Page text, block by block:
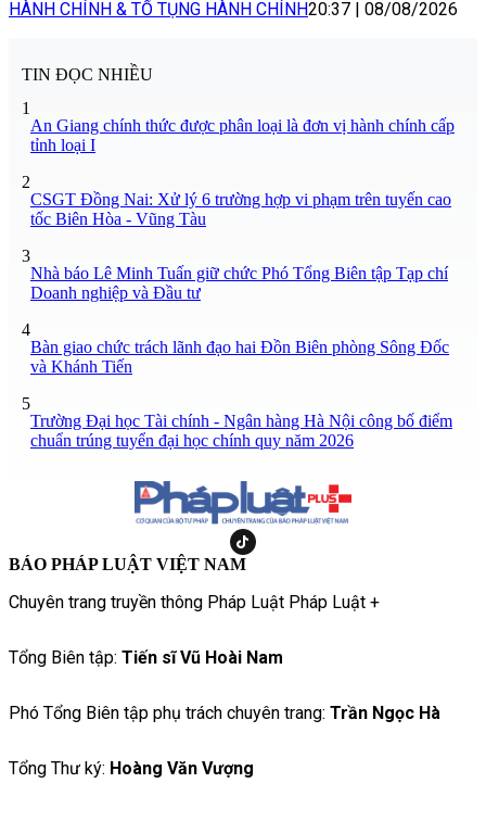
HÀNH CHÍNH & TỐ TỤNG HÀNH CHÍNH20:37 | 08/08/2026
TIN ĐỌC NHIỀU
1
An Giang chính thức được phân loại là đơn vị hành chính cấp
tỉnh loại I
2
CSGT Đồng Nai: Xử lý 6 trường hợp vi phạm trên tuyến cao
tốc Biên Hòa - Vũng Tàu
3
Nhà báo Lê Minh Tuấn giữ chức Phó Tổng Biên tập Tạp chí
Doanh nghiệp và Đầu tư
4
Bàn giao chức trách lãnh đạo hai Đồn Biên phòng Sông Đốc
và Khánh Tiến
5
Trường Đại học Tài chính - Ngân hàng Hà Nội công bố điểm
chuẩn trúng tuyển đại học chính quy năm 2026
BÁO PHÁP LUẬT VIỆT NAM
Chuyên trang truyền thông Pháp Luật Pháp Luật +
Tổng Biên tập: Tiến sĩ Vũ Hoài Nam
Phó Tổng Biên tập phụ trách chuyên trang: Trần Ngọc Hà
Tổng Thư ký: Hoàng Văn Vượng